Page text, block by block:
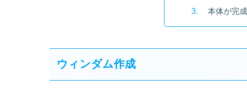
本体が完成
ウィンダム作成